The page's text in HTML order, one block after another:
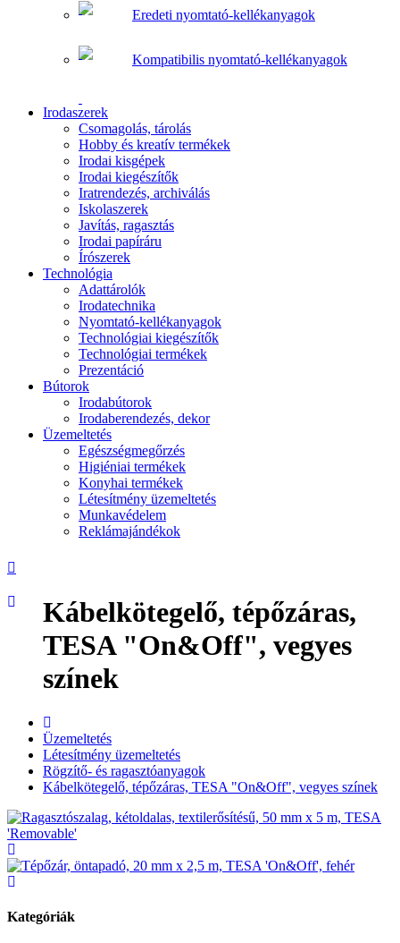
Eredeti nyomtató-kellékanyagok
Kompatibilis nyomtató-kellékanyagok
Irodaszerek
Csomagolás, tárolás
Hobby és kreatív termékek
Irodai kisgépek
Irodai kiegészítők
Iratrendezés, archiválás
Iskolaszerek
Javítás, ragasztás
Irodai papíráru
Írószerek
Technológia
Adattárolók
Irodatechnika
Nyomtató-kellékanyagok
Technológiai kiegészítők
Technológiai termékek
Prezentáció
Bútorok
Irodabútorok
Irodaberendezés, dekor
Üzemeltetés
Egészségmegőrzés
Higiéniai termékek
Konyhai termékek
Létesítmény üzemeltetés
Munkavédelem
Reklámajándékok
Kábelkötegelő, tépőzáras,
TESA "On&Off", vegyes
színek
Üzemeltetés
Létesítmény üzemeltetés
Rögzítő- és ragasztóanyagok
Kábelkötegelő, tépőzáras, TESA "On&Off", vegyes színek
Kategóriák